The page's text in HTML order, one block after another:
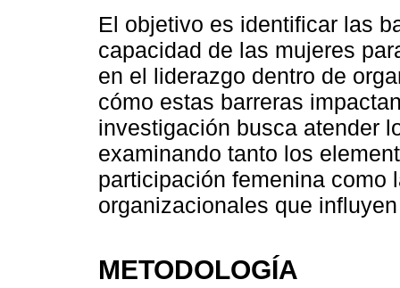
El objetivo es identificar las
capacidad de las mujeres
en el liderazgo dentro de
cómo estas barreras
investigación busca atender
examinando tanto los
participación femenina como
organizacionales que
METODOLOGÍA